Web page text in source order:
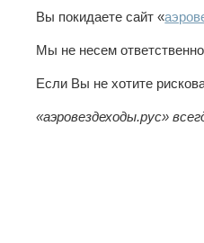
Вы покидаете сайт «
Мы не несем
Если Вы не хотите
«аэровездеходы.рус»